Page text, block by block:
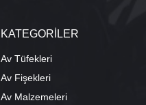
KATEGORİLER
Av Tüfekleri
Av Fişekleri
Av Malzemeleri